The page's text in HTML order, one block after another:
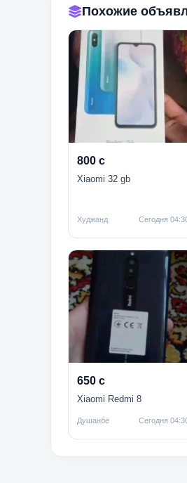
Похожие
800 с
Xiaomi 32 gb
Худжанд Сегодня
650 с
Xiaomi Redmi 8
Душанбе Сегодня